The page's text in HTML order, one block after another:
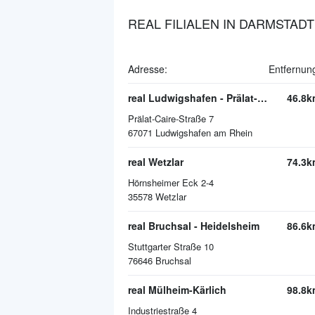
REAL FILIALEN IN DARMSTADT
Adresse:
real Ludwigshafen - Prälat-Caire-Straße
Prälat-Caire-Straße 7
67071 Ludwigshafen am Rhein
real Wetzlar
Hörnsheimer Eck 2-4
35578 Wetzlar
real Bruchsal - Heidelsheim
Stuttgarter Straße 10
76646 Bruchsal
real Mülheim-Kärlich
Industriestraße 4